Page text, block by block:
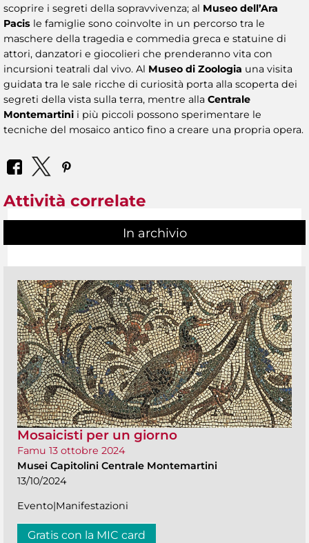
scoprire i segreti della sopravvivenza; al Museo dell’Ara
Pacis le famiglie sono coinvolte in un percorso tra le
maschere della tragedia e commedia greca e statuine di
attori, danzatori e giocolieri che prenderanno vita con
incursioni teatrali dal vivo. Al Museo di Zoologia una visita
guidata tra le sale ricche di curiosità porta alla scoperta dei
segreti della vista sulla terra, mentre alla Centrale
Montemartini i più piccoli possono sperimentare le
tecniche del mosaico antico fino a creare una propria opera.
Attività correlate
In archivio
Mosaicisti per un giorno
Famu 13 ottobre 2024
Musei Capitolini Centrale Montemartini
13/10/2024
Evento|Manifestazioni
Gratis con la MIC card